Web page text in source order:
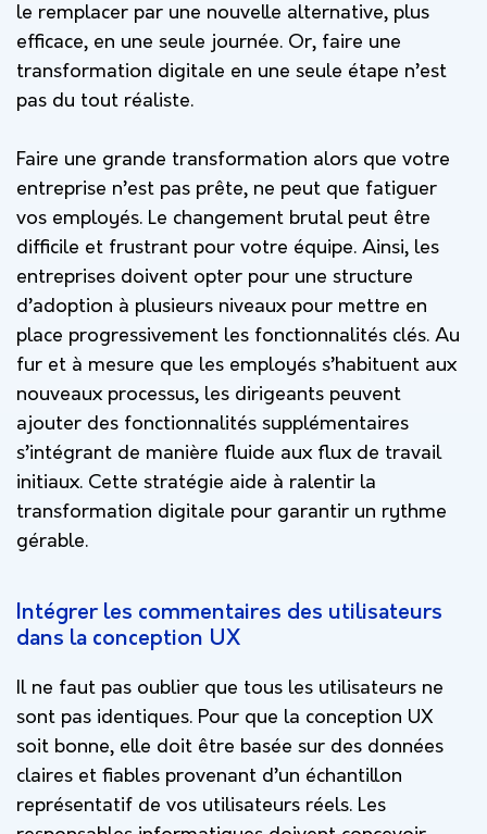
le remplacer par une nouvelle alternative, plus
efficace, en une seule journée. Or, faire une
transformation digitale en une seule étape n’est
pas du tout réaliste.
Faire une grande transformation alors que votre
entreprise n’est pas prête, ne peut que fatiguer
vos employés. Le changement brutal peut être
difficile et frustrant pour votre équipe. Ainsi, les
entreprises doivent opter pour une structure
d’adoption à plusieurs niveaux pour mettre en
place progressivement les fonctionnalités clés. Au
fur et à mesure que les employés s’habituent aux
nouveaux processus, les dirigeants peuvent
ajouter des fonctionnalités supplémentaires
s’intégrant de manière fluide aux flux de travail
initiaux. Cette stratégie aide à ralentir la
transformation digitale pour garantir un rythme
gérable.
Intégrer les commentaires des utilisateurs
dans la conception UX
Il ne faut pas oublier que tous les utilisateurs ne
sont pas identiques. Pour que la conception UX
soit bonne, elle doit être basée sur des données
claires et fiables provenant d’un échantillon
représentatif de vos utilisateurs réels. Les